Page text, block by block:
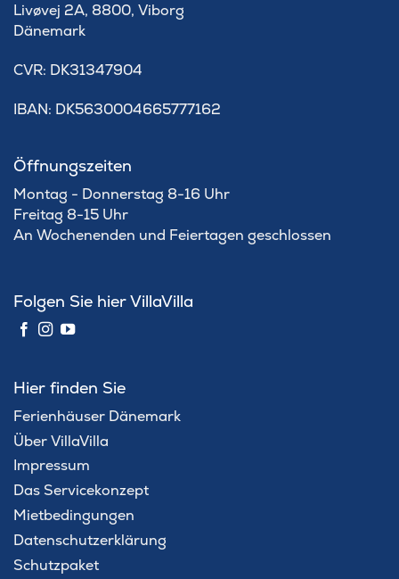
Livøvej 2A, 8800, Viborg
Dänemark
​CVR: DK31347904
IBAN: DK5630004665777162
Öffnungszeiten
Montag - Donnerstag 8-16 Uhr
Freitag 8-15 Uhr
An Wochenenden und Feiertagen geschlossen
Folgen Sie hier VillaVilla
Hier finden Sie
Ferienhäuser Dänemark
Über VillaVilla
Impressum
Das Servicekonzept
Mietbedingungen
Datenschutzerklärung
Schutzpaket